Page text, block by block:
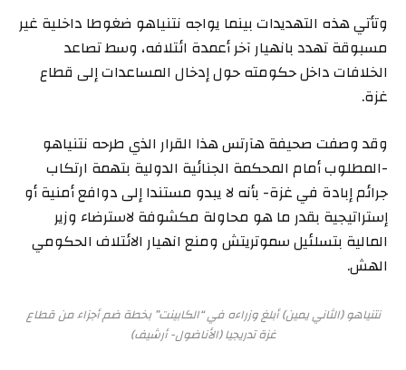
وتأتي هذه التهديدات بينما يواجه نتنياهو ضغوطا داخلية غير
مسبوقة تهدد بانهيار آخر أعمدة ائتلافه، وسط تصاعد
الخلافات داخل حكومته حول إدخال المساعدات إلى قطاع
غزة.
وقد وصفت صحيفة هآرتس هذا القرار الذي طرحه نتنياهو
-المطلوب أمام المحكمة الجنائية الدولية بتهمة ارتكاب
جرائم إبادة في غزة- بأنه لا يبدو مستندا إلى دوافع أمنية أو
إستراتيجية بقدر ما هو محاولة مكشوفة لاسترضاء وزير
المالية بتسلئيل سموتريتش ومنع انهيار الائتلاف الحكومي
الهش.
نتنياهو (الثاني يمين) أبلغ وزراءه في “الكابينت” بخطة ضم أجزاء من قطاع
غزة تدريجيا (الأناضول- أرشيف)